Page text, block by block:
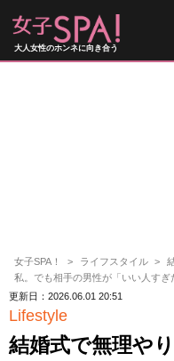
大人女性のホンネに向き合う
女子SPA！ ライフスタイル
私。でも相手の男性が「いい人すぎ
更新日：2026.06.01 20:51
Lifestyle
結婚式で無理や